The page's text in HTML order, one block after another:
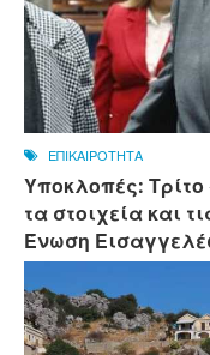
ΕΠΙΚΑΙΡΟΤΗΤΑ
Υποκλοπές:
τα στοιχεία και
Ένωση